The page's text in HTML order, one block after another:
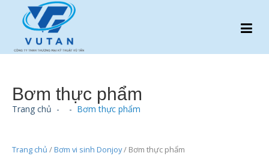
Bơm thực phẩm
Trang chủ - - Bơm thực phẩm
Trang chủ /Bơm vi sinh Donjoy/ Bơm thực phẩm